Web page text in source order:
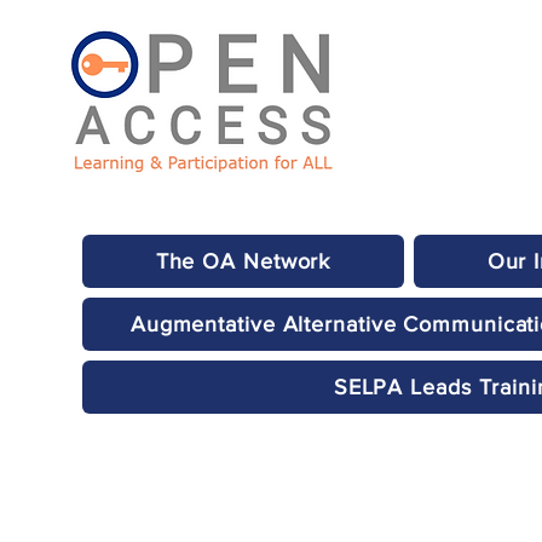
The OA Network Our
Augmentative Alternative
SELPA Leads